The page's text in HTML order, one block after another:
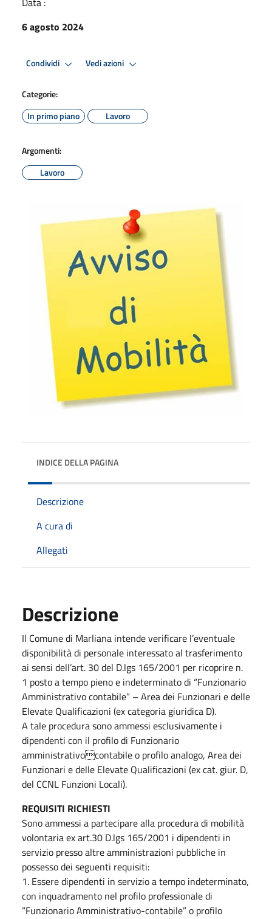
6 agosto 2024
Condividi Vedi azioni
Categorie:
In primo piano
Lavoro
Argomenti:
Lavoro
INDICE DELLA PAGINA
Descrizione
A cura di
Allegati
Descrizione
Il Comune di Marliana intende verificare l’eventuale
disponibilità di personale interessato al trasferimento
ai sensi dell’art. 30 del D.lgs 165/2001 per ricoprire n.
1 posto a tempo pieno e indeterminato di “Funzionario
Amministrativo contabile” – Area dei Funzionari e delle
Elevate Qualificazioni (ex categoria giuridica D).
A tale procedura sono ammessi esclusivamente i
dipendenti con il profilo di Funzionario
amministrativocontabile o profilo analogo, Area dei
Funzionari e delle Elevate Qualificazioni (ex cat. giur. D,
del CCNL Funzioni Locali).
REQUISITI RICHIESTI
Sono ammessi a partecipare alla procedura di mobilità
volontaria ex art.30 D.lgs 165/2001 i dipendenti in
servizio presso altre amministrazioni pubbliche in
possesso dei seguenti requisiti:
1. Essere dipendenti in servizio a tempo indeterminato,
con inquadramento nel profilo professionale di
“Funzionario Amministrativo-contabile” o profilo